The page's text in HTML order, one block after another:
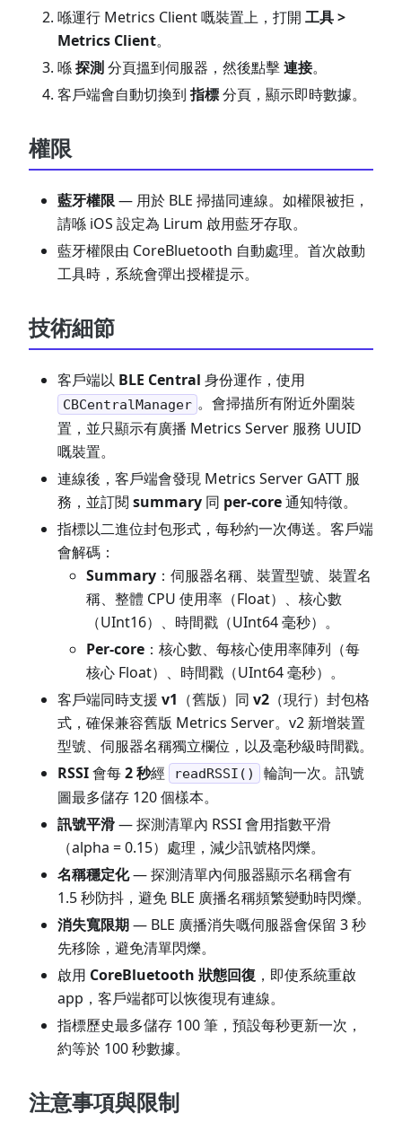
喺運行 Metrics Client 嘅裝置上，打開 工具 >
Metrics Client。
喺探測分頁搵到伺服器，然後點擊連接。
客戶端會自動切換到 指標分頁，顯示即時數據。
權限
藍牙權限— 用於 BLE 掃描同連線。如權限被拒，
請喺 iOS 設定為 Lirum 啟用藍牙存取。
藍牙權限由 CoreBluetooth 自動處理。首次啟動
工具時，系統會彈出授權提示。
技術細節
客戶端以 BLE Central 身份運作，使用
CBCentralManager 。會掃描所有附近外圍裝
置，並只顯示有廣播 Metrics Server 服務 UUID
嘅裝置。
連線後，客戶端會發現 Metrics Server GATT 服
務，並訂閱 summary 同 per-core通知特徵。
指標以二進位封包形式，每秒約一次傳送。客戶端
會解碼：
Summary ：伺服器名稱、裝置型號、裝置名
稱、整體 CPU 使用率（Float）、核心數
（UInt16）、時間戳（UInt64 毫秒）。
Per-core ：核心數、每核心使用率陣列（每
核心 Float）、時間戳（UInt64 毫秒）。
客戶端同時支援 v1 （舊版）同 v2 （現行）封包格
式，確保兼容舊版 Metrics Server。v2 新增裝置
型號、伺服器名稱獨立欄位，以及毫秒級時間戳。
RSSI會每2 秒經 readRSSI()
輪詢一次。訊號
圖最多儲存 120 個樣本。
訊號平滑— 探測清單內 RSSI 會用指數平滑
（alpha = 0.15）處理，減少訊號格閃爍。
名稱穩定化— 探測清單內伺服器顯示名稱會有
1.5 秒防抖，避免 BLE 廣播名稱頻繁變動時閃爍。
消失寬限期— BLE 廣播消失嘅伺服器會保留 3 秒
先移除，避免清單閃爍。
啟用 CoreBluetooth 狀態回復 ，即使系統重啟
app，客戶端都可以恢復現有連線。
指標歷史最多儲存 100 筆，預設每秒更新一次，
約等於 100 秒數據。
注意事項與限制